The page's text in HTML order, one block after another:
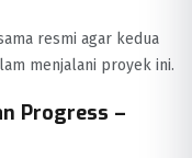
resmi agar kedua
menjalani proyek ini.
Progress –